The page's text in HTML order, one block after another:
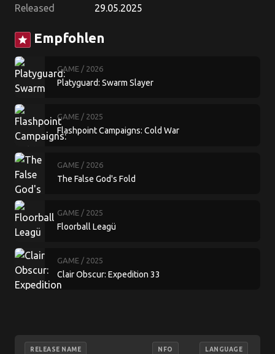
Released
29.05.2025
star Empfohlen
GAME / 2026
Platyguard: Swarm Slayer
GAME / 2025
Flashpoint Campaigns: Cold War
GAME / 2026
The False God's Fold
GAME / 2025
Floorball Leagü
GAME / 2025
Clair Obscur: Expedition 33
RELEASE NAME NFO LANGUAGE